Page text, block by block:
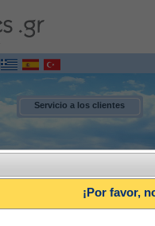
Servicio a los clientes
¡Por favor,